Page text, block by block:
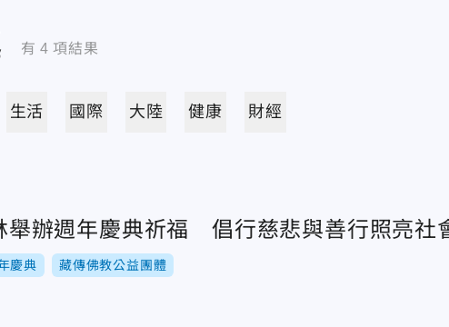
有 4 項結果
生活 國際 大陸 健康 財經
舉辦週年慶典祈福 倡行慈悲與善行照亮社
慶典 藏傳佛教公益團體